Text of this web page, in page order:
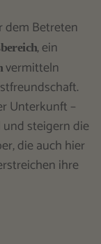
dem Betreten
, ein
vermitteln
Unterkunft –
steigern die
die auch hier
ihre